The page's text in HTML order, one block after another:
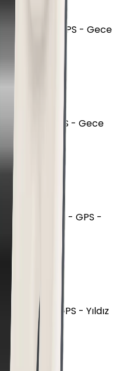
- 44mm - GPS - Gece
40mm - GPS - Gece
- 44mm - GPS -
- 40mm - GPS - Yıldız